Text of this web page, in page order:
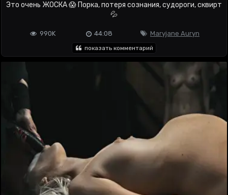
Это очень ЖОСКА 😱 Порка, потеря сознания, судороги, сквирт
💦
Maryjane Auryn
44:08
990K
показать комментарий